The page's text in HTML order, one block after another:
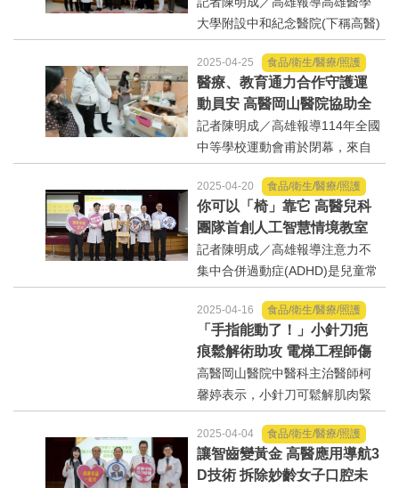
學旗津校區體育館熱鬧登場。...
大學附設中和紀念醫院(下稱高醫)
器官移植團隊包含移植中心、社
會服務室、一般及消化外科、泌
尿部、眼科部、腎臟內科、麻醉
科、加護病房、護理部、檢驗醫
學部等，透過跨科室的共...
2025-04-25 食品/衛生/醫療/照護
醫療、教育通力合作守護運
動員安 高醫岡山醫院協助全
中運受傷選手完成手術
記者陳明成／高雄報導114年全國
中等學校運動會甫於閉幕，來自
高雄市楠梓高中的自由車選手蔡
士博，在23日自由車公路賽終點
衝刺階段，不慎與多名選手發生
碰撞意外，造成左鎖骨骨折，右
手及腳部多處擦傷送醫。高...
2025-04-20 食品/衛生/醫療/照護
你可以「椅」靠它 高醫兒科
團隊首創人工智慧情境教室
精準診斷過動症
記者陳明成／高雄報導注意力不
集中合併過動症(ADHD)是兒童常
見之神經行為疾病，發生率約有6
-7%，目前ADHD的診斷與嚴重程
度的評估，只能依賴臨床觀察，
臨床上常使用的SNAP-IV量表，
有時候會因為觀察者(父母、...
2025-04-16 食品/衛生/醫療/照護
「手指能動了！」小針刀疤
痕鬆解術助攻 電梯工程師傷
後神經修復
高醫岡山醫院中醫科主治醫師柯
馨婷表示，小針刀可鬆解肌肉緊
繃及軟組織黏連病變，但須經中
醫師評估及施做，以確保安全。
記者陳明成／高雄報導31歲的李
先生是一名電梯工程師，因工作
2025-04-04 食品/衛生/醫療/照護
讓智齒變黃金 高醫應用導航3
D技術 拆除妙齡女子口腔未